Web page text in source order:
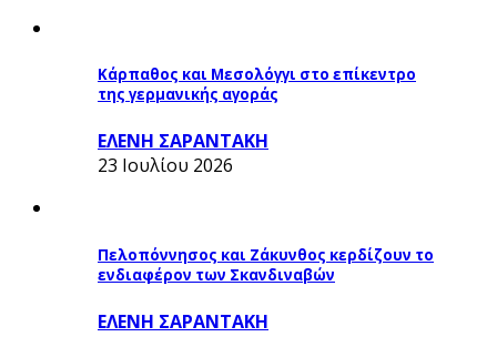
Κάρπαθος και Μεσολόγγι στο επίκεντρο
της γερμανικής αγοράς
ΕΛΕΝΗ ΣΑΡΑΝΤΑΚΗ
23 Ιουλίου 2026
Πελοπόννησος και Ζάκυνθος κερδίζουν το
ενδιαφέρον των Σκανδιναβών
ΕΛΕΝΗ ΣΑΡΑΝΤΑΚΗ